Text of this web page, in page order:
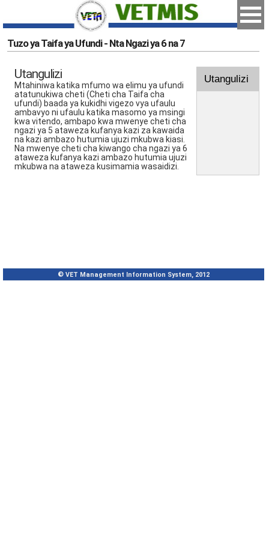
Tuzo ya Taifa ya Ufundi - Nta Ngazi ya 6 na 7
Utangulizi
Mtahiniwa katika mfumo wa elimu ya ufundi
atatunukiwa cheti (Cheti cha Taifa cha
ufundi) baada ya kukidhi vigezo vya ufaulu
ambavyo ni ufaulu katika masomo ya msingi
kwa vitendo, ambapo kwa mwenye cheti cha
ngazi ya 5 ataweza kufanya kazi za kawaida
na kazi ambazo hutumia ujuzi mkubwa kiasi.
Na mwenye cheti cha kiwango cha ngazi ya 6
ataweza kufanya kazi ambazo hutumia ujuzi
mkubwa na ataweza kusimamia wasaidizi.
Utangulizi
© VET Management Information System, 2012